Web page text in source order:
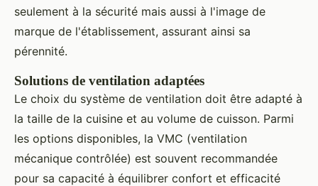
seulement à la sécurité mais aussi à l'image de
marque de l'établissement, assurant ainsi sa
pérennité.
Solutions de ventilation adaptées
Le choix du système de ventilation doit être adapté à
la taille de la cuisine et au volume de cuisson. Parmi
les options disponibles, la VMC (ventilation
mécanique contrôlée) est souvent recommandée
pour sa capacité à équilibrer confort et efficacité